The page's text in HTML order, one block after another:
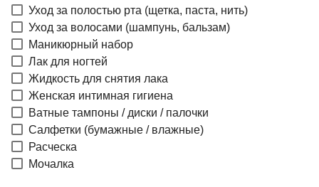
Уход за полостью рта (щетка, паста, нить)
Уход за волосами (шампунь, бальзам)
Маникюрный набор
Лак для ногтей
Жидкость для снятия лака
Женская интимная гигиена
Ватные тампоны / диски / палочки
Салфетки (бумажные / влажные)
Расческа
Мочалка